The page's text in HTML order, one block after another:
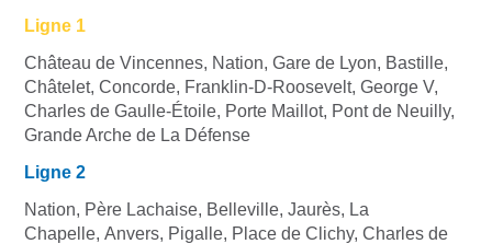
Ligne 1
Château de Vincennes, Nation, Gare de Lyon, Bastille,
Châtelet, Concorde, Franklin-D-Roosevelt, George V,
Charles de Gaulle-Étoile, Porte Maillot, Pont de Neuilly,
Grande Arche de La Défense
Ligne 2
Nation, Père Lachaise, Belleville, Jaurès, La
Chapelle, Anvers, Pigalle, Place de Clichy, Charles de